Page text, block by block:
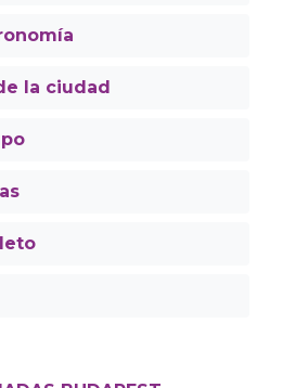
la ciudad